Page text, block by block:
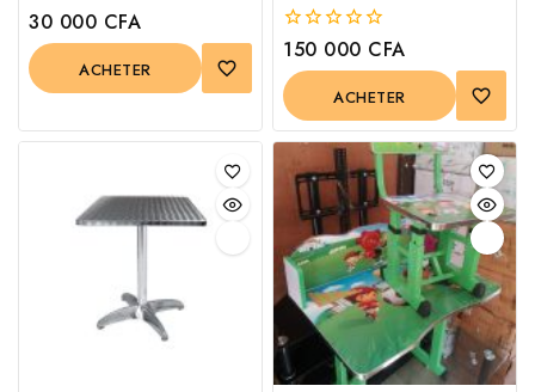
0
out
of
5
30 000 CFA
ACHETER
0
out
of
5
150 000 CFA
ACHETER